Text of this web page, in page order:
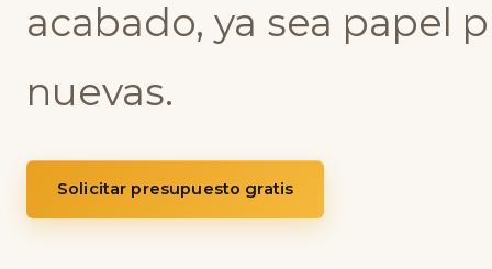
acabado, ya sea papel
nuevas.
Solicitar presupuesto gratis